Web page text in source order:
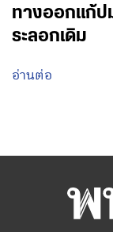
ทางออกแก้ป
ระลอกเดิม
อ่านต่อ